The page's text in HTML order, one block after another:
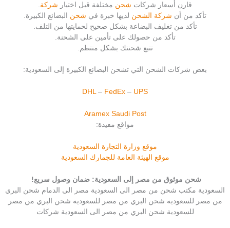
قارن أسعار شركات شحن مختلفة قبل اختيار شركة
تأكد من أن شركة الشحن لديها خبرة في شحن البضائع الكبيرة.
تأكد من تغليف البضاعة بشكل صحيح لحمايتها من التلف.
تأكد من حصولك على تأمين على الشحنة.
تتبع شحنتك بشكل منتظم.
بعض شركات الشحن التي تشحن البضائع الكبيرة إلى السعودية:
DHL – FedEx – UPS
Aramex Saudi Post
مواقع مفيدة:
موقع وزارة التجارة السعودية
موقع الهيئة العامة للجمارك السعودية
شحن موثوق من مصر إلى السعودية: ضمان وصول سريع!
السعودية مكتب شحن من مصر الى السعودية مصر الى الدمام شحن البري
من مصر للسعوديه شحن البري من مصر للسعوديه شحن البري من مصر
للسعودية شحن البري من مصر الى السعودية شركات